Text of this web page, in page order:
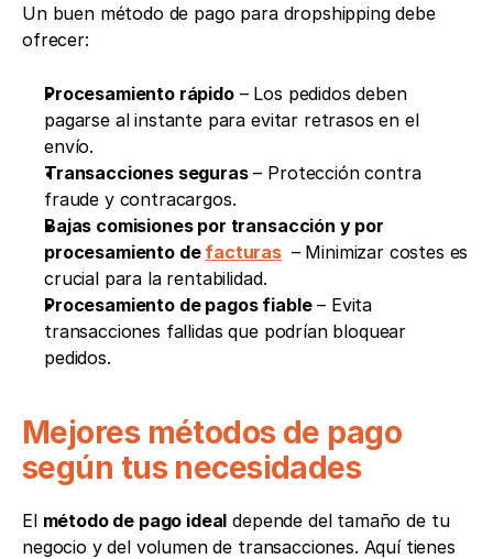
Un buen método de pago para dropshipping debe
ofrecer:
Procesamiento rápido – Los pedidos deben
pagarse al instante para evitar retrasos en el
envío.
Transacciones seguras – Protección contra
fraude y contracargos.
Bajas comisiones por transacción y por
procesamiento de facturas – Minimizar costes es
crucial para la rentabilidad.
Procesamiento de pagos fiable – Evita
transacciones fallidas que podrían bloquear
pedidos.
Mejores métodos de pago
según tus necesidades
El método de pago ideal depende del tamaño de tu
negocio y del volumen de transacciones. Aquí tienes